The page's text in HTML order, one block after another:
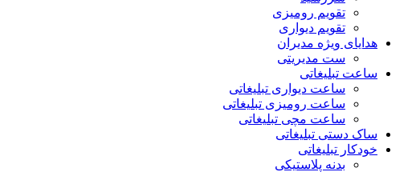
تقویم رومیزی
تقویم دیواری
هدایای ويژه مدیران
ست مدیریتی
ساعت تبلیغاتی
ساعت دیواری تبلیغاتی
ساعت رومیزی تبلیغاتی
ساعت مچی تبلیغاتی
ساک دستی تبلیغاتی
خودکار تبلیغاتی
بدنه پلاستیکی